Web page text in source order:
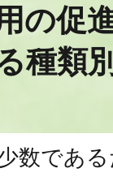
の促
種類
数であ